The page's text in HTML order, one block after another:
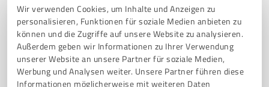
Wir verwenden Cookies, um Inhalte und Anzeigen zu
personalisieren, Funktionen für soziale Medien anbieten zu
können und die Zugriffe auf unsere Website zu analysieren.
Außerdem geben wir Informationen zu Ihrer Verwendung
unserer Website an unsere Partner für soziale Medien,
Werbung und Analysen weiter. Unsere Partner führen diese
Informationen möglicherweise mit weiteren Daten
6Bewertungen (2 Quellen)